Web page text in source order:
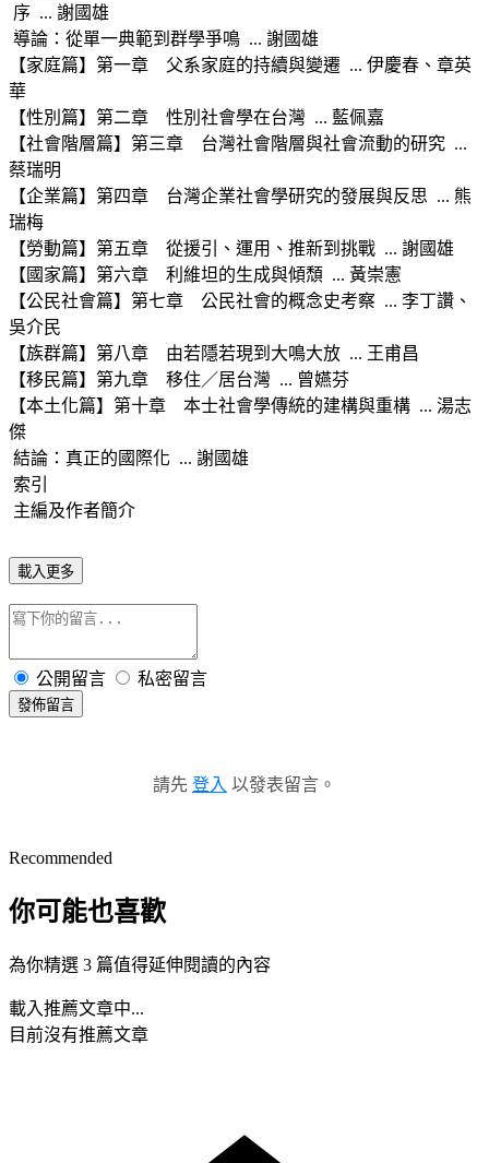
序 ... 謝國雄
導論：從單一典範到群學爭鳴 ... 謝國雄
【家庭篇】第一章 父系家庭的持續與變遷 ... 伊慶春、章英
華
【性別篇】第二章 性別社會學在台灣 ... 藍佩嘉
【社會階層篇】第三章 台灣社會階層與社會流動的研究 ...
蔡瑞明
【企業篇】第四章 台灣企業社會學研究的發展與反思 ... 熊
瑞梅
【勞動篇】第五章 從援引、運用、推新到挑戰 ... 謝國雄
【國家篇】第六章 利維坦的生成與傾頹 ... 黃崇憲
【公民社會篇】第七章 公民社會的概念史考察 ... 李丁讚、
吳介民
【族群篇】第八章 由若隱若現到大鳴大放 ... 王甫昌
【移民篇】第九章 移住／居台灣 ... 曾嬿芬
【本土化篇】第十章 本士社會學傳統的建構與重構 ... 湯志
傑
結論：真正的國際化 ... 謝國雄
索引
主編及作者簡介
載入更多
公開留言 私密留言
發佈留言
請先 登入 以發表留言。
Recommended
你可能也喜歡
為你精選 3 篇值得延伸閱讀的內容
載入推薦文章中...
目前沒有推薦文章